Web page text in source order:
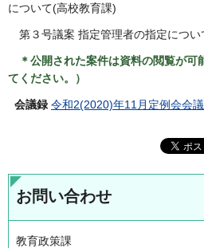
について(高校教育課)
第３号議案 指定管理者の指定につい
＊公開された案件は資料の閲覧が可
てください。）
会議録 令和2(2020)年11月定例会会議
お問い合わせ
教育政策課